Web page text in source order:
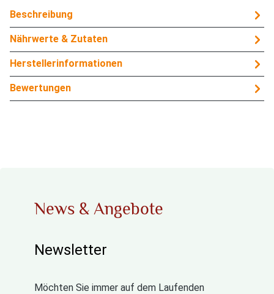
Beschreibung
Nährwerte & Zutaten
Herstellerinformationen
Bewertungen
News & Angebote
Newsletter
Möchten Sie immer auf dem Laufenden